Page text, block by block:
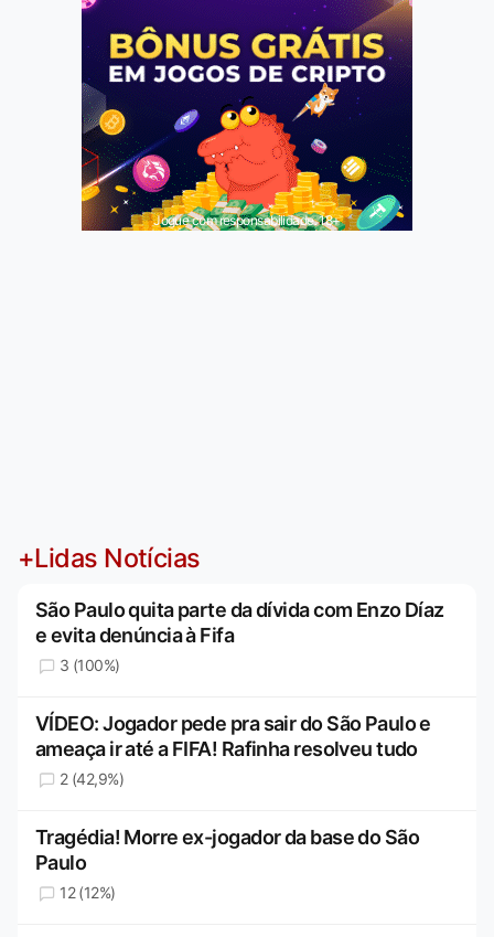
Jogue com responsabilidade. 18+
+Lidas Notícias
São Paulo quita parte da dívida com Enzo Díaz
e evita denúncia à Fifa
3 (100%)
VÍDEO: Jogador pede pra sair do São Paulo e
ameaça ir até a FIFA! Rafinha resolveu tudo
2 (42,9%)
Tragédia! Morre ex-jogador da base do São
Paulo
12 (12%)